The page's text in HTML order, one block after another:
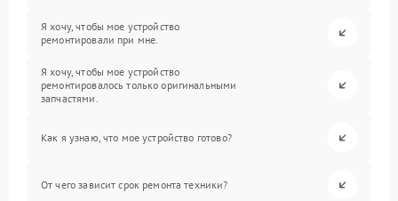
Я хочу, чтобы мое устройство
ремонтировали при мне.
Я хочу, чтобы мое устройство
ремонтировалось только оригинальными
запчастями.
Как я узнаю, что мое устройство готово?
От чего зависит срок ремонта техники?